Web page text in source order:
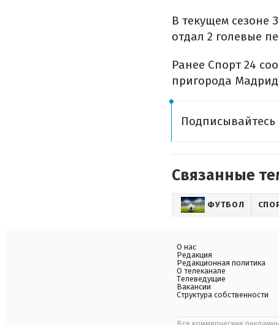
В текущем сезоне
отдал 2 голевые
Ранее Спорт 24
пригорода
Связанные
ФУТБОЛ
О нас
Редакция
Редакционная политика
О телеканале
Телеведущие
Вакансии
Структура собственности